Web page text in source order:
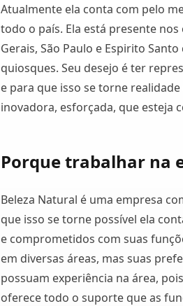
Atualmente ela conta com pelo
todo o país. Ela está presente nos
Gerais, São Paulo e Espirito
quiosques. Seu desejo é ter
e para que isso se torne
inovadora, esforçada, que esteja
Porque trabalhar na
Beleza Natural é uma empresa
que isso se torne possível ela
e comprometidos com suas
em diversas áreas, mas suas
possuam experiência na área,
oferece todo o suporte que as